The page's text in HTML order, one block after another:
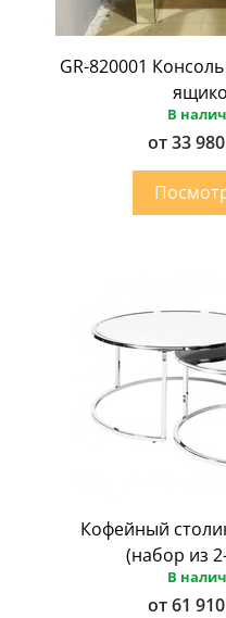
GR-820001
В
от 33
Кофейный
(набор из
В
от 61